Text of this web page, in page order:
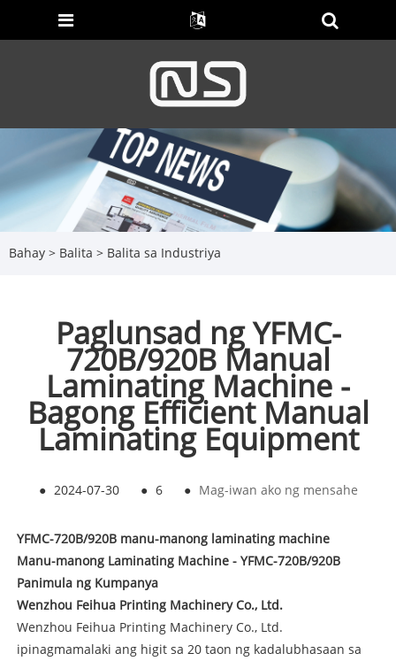
Bahay > Balita > Balita sa Industriya
Paglunsad ng YFMC-
720B/920B Manual
Laminating Machine -
Bagong Efficient Manual
Laminating Equipment
● 2024-07-30 ● 6 ● Mag-iwan ako ng mensahe
YFMC-720B/920B manu-manong laminating machine
Manu-manong Laminating Machine - YFMC-720B/920B
Panimula ng Kumpanya
Wenzhou Feihua Printing Machinery Co., Ltd.
Wenzhou Feihua Printing Machinery Co., Ltd.
ipinagmamalaki ang higit sa 20 taon ng kadalubhasaan sa